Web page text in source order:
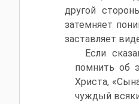
другой
затемняет
заставляет
Если
помнить об
Христа,
чуждый